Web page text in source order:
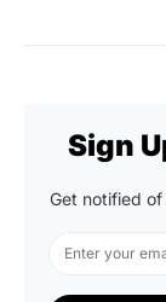
Sign
Get notified of